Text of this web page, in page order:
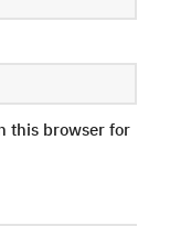
this browser for